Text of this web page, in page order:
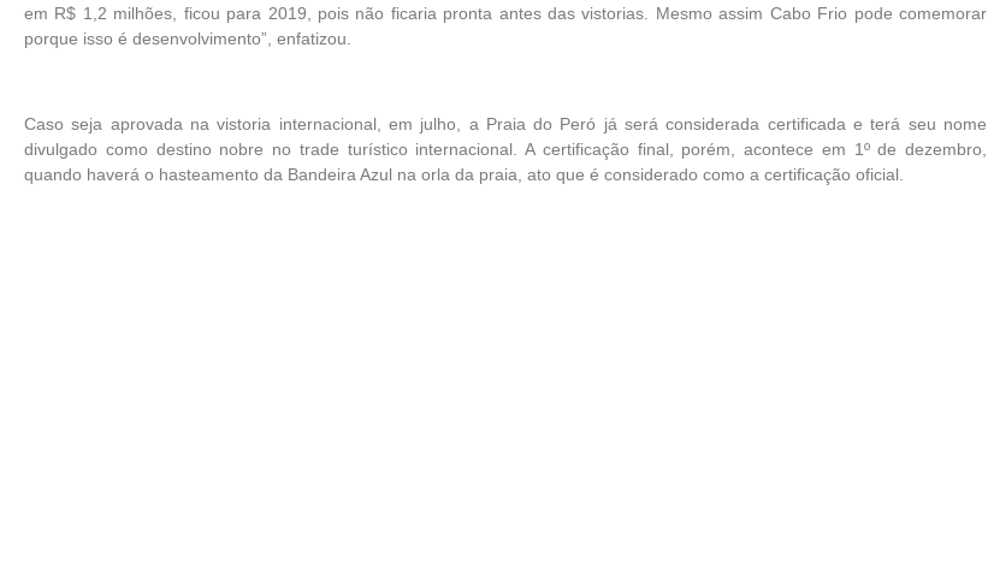
em R$ 1,2 milhões, ficou para 2019, pois não ficaria pronta antes das vistorias. Mesmo assim Cabo Frio pode comemorar
porque isso é desenvolvimento”, enfatizou.
Caso seja aprovada na vistoria internacional, em julho, a Praia do Peró já será considerada certificada e terá seu nome
divulgado como destino nobre no trade turístico internacional. A certificação final, porém, acontece em 1º de dezembro,
quando haverá o hasteamento da Bandeira Azul na orla da praia, ato que é considerado como a certificação oficial.